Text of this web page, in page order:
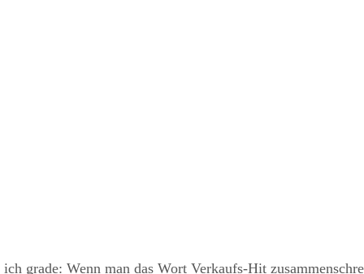
grade: Wenn man das Wort Verkaufs-Hit